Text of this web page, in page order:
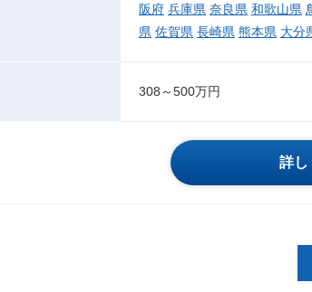
阪府 兵庫県 奈良県 和歌山県
県 佐賀県 長崎県 熊本県 大分
308～500万円
詳し